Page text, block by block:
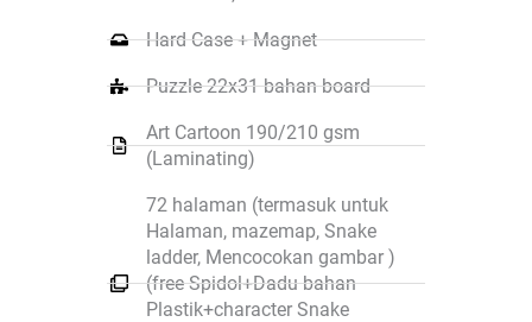
Hard Case + Magnet
Puzzle 22x31 bahan board
Art Cartoon 190/210 gsm
(Laminating)
72 halaman (termasuk untuk
Halaman, mazemap, Snake
ladder, Mencocokan gambar )
(free Spidol+Dadu bahan
Plastik+character Snake